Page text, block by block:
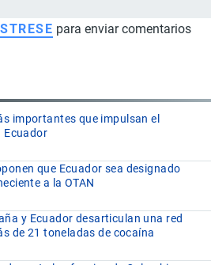
para enviar comentarios
importantes que impulsan el
Ecuador
que Ecuador sea designado
a la OTAN
y Ecuador desarticulan una red
de 21 toneladas de cocaína